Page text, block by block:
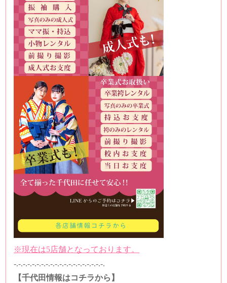
※現在は5店舗となっております。
-.-.-.-.-.-.-.-.-.-.-.-.-.-.-.-.-.-.-.-.
【千代田情報はコチラから】